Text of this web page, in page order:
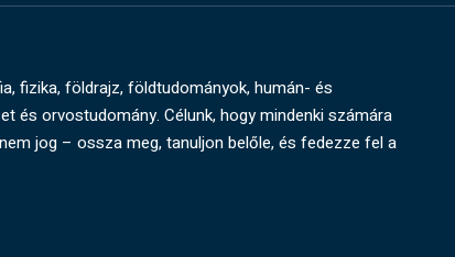
fizika, földrajz, földtudományok, humán- és
és orvostudomány. Célunk, hogy mindenki számára
jog – ossza meg, tanuljon belőle, és fedezze fel a